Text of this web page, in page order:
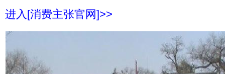
进入[消费主张官网]>>